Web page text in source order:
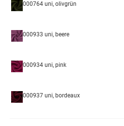
000764 uni, olivgrün
000933 uni, beere
000934 uni, pink
000937 uni, bordeaux